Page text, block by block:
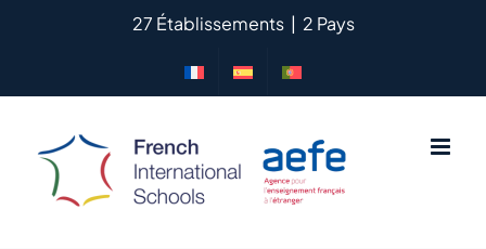
27 Établissements | 2 Pays